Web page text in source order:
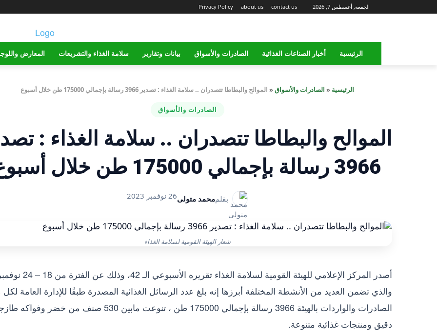
الجمعة, أغسطس 7, 2026 Privacy Policy about us contact us
الرئيسية أخبار الصناعات الغذائية الصادرات والأسواق بيانات وتقارير سلامة الغذاء والتشريعات المعارض
الرئيسية « الصادرات والأسواق« الموالح والبطاطا تتصدران .. سلامة الغذاء : تصدير 3966 رسالة بإجمالي 175000 طن خلال أسبوع
الصادرات والأسواق
الموالح والبطاطا تتصدران .. سلامة الغذاء :
3966 رسالة بإجمالي 175000 طن خلال أسبوع
بقلممحمد متولى26 نوفمبر 2023
شعار الهيئة القومية لسلامة الغذاء
أصدر المركز الإعلامي للهيئة القومية لسلامة الغذاء تقريره الأسبوعي الـ 42،
والذي تضمن العديد من الأنشطة المختلفة أبرزها إنه بلغ عدد الرسائل الغذائية المصدرة طبقًا للإدارة العامة
الصادرات والواردات بالهيئة 3966 رسالة بإجمالي 175000 طن ، تنوعت مابين 530 صنف من خضر
دقيق ومنتجات غذائية متنوعة.